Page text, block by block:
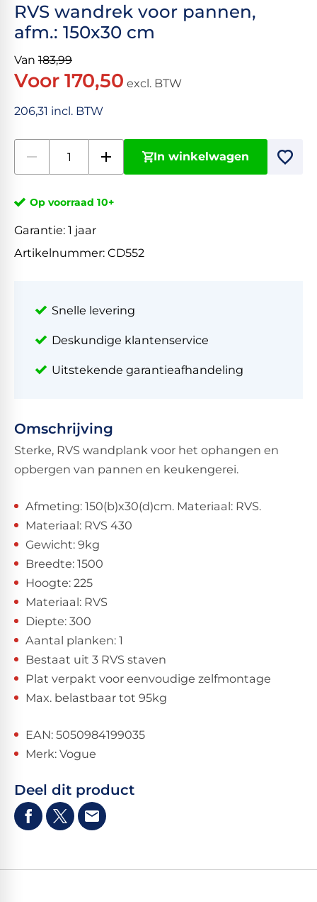
RVS wandrek voor pannen,
afm.: 150x30 cm
Van 183,99
Voor 170,50 excl. BTW
206,31 incl. BTW
In winkelwagen
Op voorraad 10+
Garantie: 1 jaar
Artikelnummer: CD552
Snelle levering
Deskundige klantenservice
Uitstekende garantieafhandeling
Omschrijving
Sterke, RVS wandplank voor het ophangen en
opbergen van pannen en keukengerei.
Afmeting: 150(b)x30(d)cm. Materiaal: RVS.
Materiaal: RVS 430
Gewicht: 9kg
Breedte: 1500
Hoogte: 225
Materiaal: RVS
Diepte: 300
Aantal planken: 1
Bestaat uit 3 RVS staven
Plat verpakt voor eenvoudige zelfmontage
Max. belastbaar tot 95kg
EAN: 5050984199035
Merk: Vogue
Deel dit product